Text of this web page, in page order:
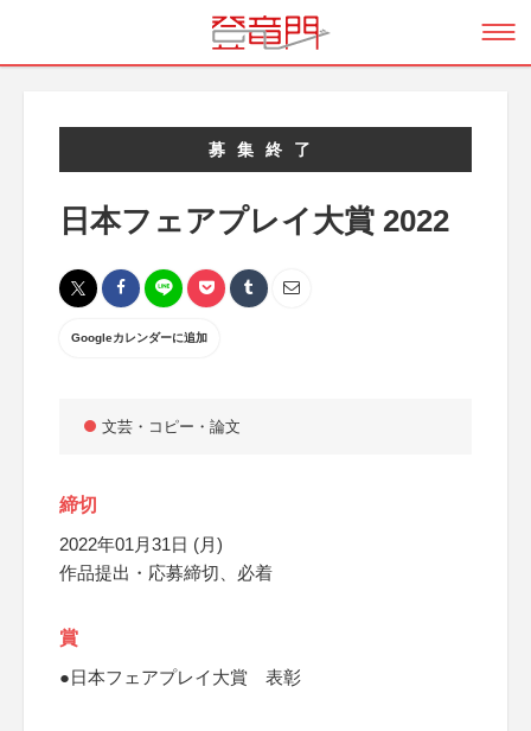
募集終了
日本フェアプレイ大賞 2022
Googleカレンダーに追加
文芸・コピー・論文
締切
2022年01月31日 (月)
作品提出・応募締切、必着
賞
●日本フェアプレイ大賞 表彰